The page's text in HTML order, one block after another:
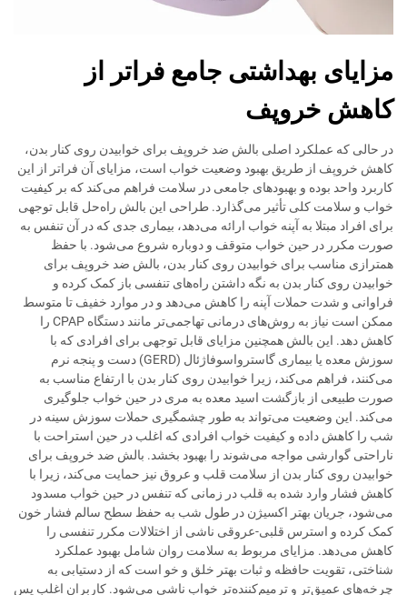
مزایای بهداشتی جامع فراتر از
کاهش خروپف
در حالی که عملکرد اصلی بالش ضد خروپف برای خوابیدن روی کنار بدن،
کاهش خروپف از طریق بهبود وضعیت خواب است، مزایای آن فراتر از این
کاربرد واحد بوده و بهبودهای جامعی در سلامت فراهم می‌کند که بر کیفیت
خواب و سلامت کلی تأثیر می‌گذارد. طراحی این بالش راه‌حل قابل توجهی
برای افراد مبتلا به آپنه خواب ارائه می‌دهد، بیماری جدی که در آن تنفس به
صورت مکرر در حین خواب متوقف و دوباره شروع می‌شود. با حفظ
همترازی مناسب برای خوابیدن روی کنار بدن، بالش ضد خروپف برای
خوابیدن روی کنار بدن به نگه داشتن راه‌های تنفسی باز کمک کرده و
فراوانی و شدت حملات آپنه را کاهش می‌دهد و در موارد خفیف تا متوسط
ممکن است نیاز به روش‌های درمانی تهاجمی‌تر مانند دستگاه CPAP را
کاهش دهد. این بالش همچنین مزایای قابل توجهی برای افرادی که با
سوزش معده یا بیماری گاسترواسوفاژئال (GERD) دست و پنجه نرم
می‌کنند، فراهم می‌کند، زیرا خوابیدن روی کنار بدن با ارتفاع مناسب به
صورت طبیعی از بازگشت اسید معده به مری در حین خواب جلوگیری
می‌کند. این وضعیت می‌تواند به طور چشمگیری حملات سوزش سینه در
شب را کاهش داده و کیفیت خواب افرادی که اغلب در حین استراحت با
ناراحتی گوارشی مواجه می‌شوند را بهبود بخشد. بالش ضد خروپف برای
خوابیدن روی کنار بدن از سلامت قلب و عروق نیز حمایت می‌کند، زیرا با
کاهش فشار وارد شده به قلب در زمانی که تنفس در حین خواب مسدود
می‌شود، جریان بهتر اکسیژن در طول شب به حفظ سطح سالم فشار خون
کمک کرده و استرس قلبی-عروقی ناشی از اختلالات مکرر تنفسی را
کاهش می‌دهد. مزایای مربوط به سلامت روان شامل بهبود عملکرد
شناختی، تقویت حافظه و ثبات بهتر خلق و خو است که از دستیابی به
چرخه‌های عمیق‌تر و ترمیم‌کننده‌تر خواب ناشی می‌شود. کاربران اغلب پس